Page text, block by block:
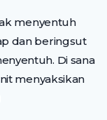
menyentuh
dan beringsut
Di sana
menyaksikan